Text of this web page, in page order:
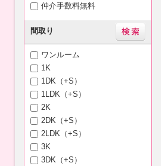
仲介手数料無料
間取り
ワンルーム
1K
1DK（+S）
1LDK（+S）
2K
2DK（+S）
2LDK（+S）
3K
3DK（+S）